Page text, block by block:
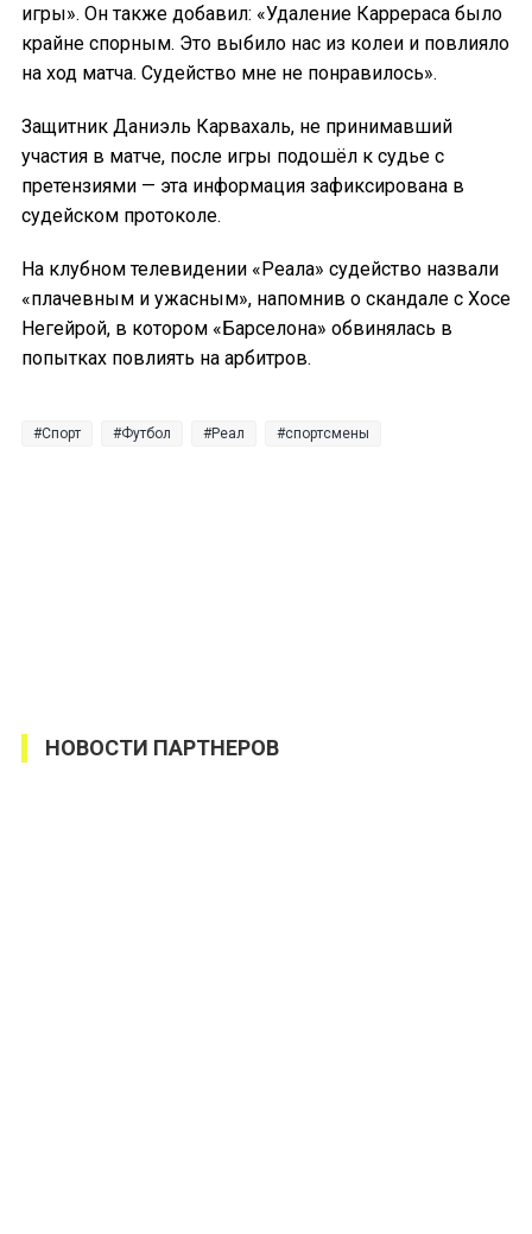
игры». Он также добавил: «Удаление Каррераса было
крайне спорным. Это выбило нас из колеи и повлияло
на ход матча. Судейство мне не понравилось».
Защитник Даниэль Карвахаль, не принимавший
участия в матче, после игры подошёл к судье с
претензиями — эта информация зафиксирована в
судейском протоколе.
На клубном телевидении «Реала» судейство назвали
«плачевным и ужасным», напомнив о скандале с Хосе
Негейрой, в котором «Барселона» обвинялась в
попытках повлиять на арбитров.
Спорт Футбол Реал спортсмены
НОВОСТИ ПАРТНЕРОВ